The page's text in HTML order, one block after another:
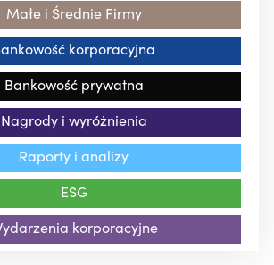
Małe i Średnie Firmy
korporacyjna
Bankowość prywatna
Nagrody i wyróżnienia
Raporty i analizy
ESG
korporacyjne